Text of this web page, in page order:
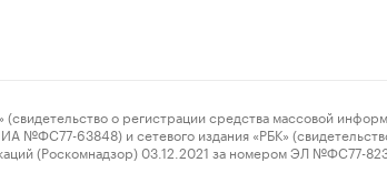
о регистрации средства массовой
№ФС77-63848) и сетевого издания «РБК»
(Роскомнадзор) 03.12.2021 за номером ЭЛ №ФС77-